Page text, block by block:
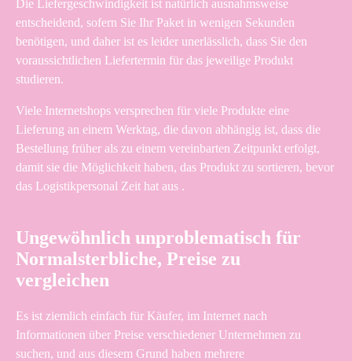
Die Liefergeschwindigkeit ist natürlich ausnahmsweise
entscheidend, sofern Sie Ihr Paket in wenigen Sekunden
benötigen, und daher ist es leider unerlässlich, dass Sie den
voraussichtlichen Liefertermin für das jeweilige Produkt
studieren.
Viele Internetshops versprechen für viele Produkte eine
Lieferung an einem Werktag, die davon abhängig ist, dass die
Bestellung früher als zu einem vereinbarten Zeitpunkt erfolgt,
damit sie die Möglichkeit haben, das Produkt zu sortieren, bevor
das Logistikpersonal Zeit hat aus .
Ungewöhnlich unproblematisch für
Normalsterbliche, Preise zu
vergleichen
Es ist ziemlich einfach für Käufer, im Internet nach
Informationen über Preise verschiedener Unternehmen zu
suchen, und aus diesem Grund haben mehrere